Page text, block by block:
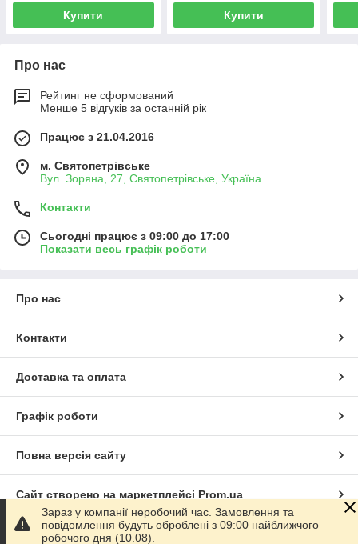
Купити Купити
Про нас
Рейтинг не сформований
Менше 5 відгуків за останній рік
Працює з 21.04.2016
м. Святопетрівське
Вул. Зоряна, 27, Святопетрівське, Україна
Контакти
Сьогодні працює з 09:00 до 17:00
Показати весь графік роботи
Про нас
Контакти
Доставка та оплата
Графік роботи
Повна версія сайту
Сайт створено на маркетплейсі Prom.ua
Політика конфіденційності
Зараз у компанії неробочий час. Замовлення та
повідомлення будуть оброблені з 09:00 найближчого
робочого дня (10.08).